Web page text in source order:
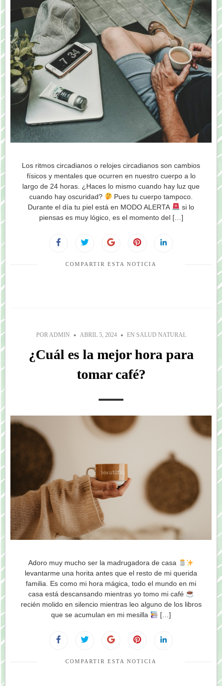
Los ritmos circadianos o relojes circadianos son cambios
físicos y mentales que ocurren en nuestro cuerpo a lo
largo de 24 horas. ¿Haces lo mismo cuando hay luz que
cuando hay oscuridad?
Pues tu cuerpo tampoco.
Durante el día tu piel está en MODO ALERTA
si lo
piensas es muy lógico, es el momento del […]
COMPARTIR ESTA NOTICIA
POR ADMIN ABRIL 5, 2024 EN SALUD NATURAL
¿Cuál es la mejor hora para
tomar café?
Adoro muy mucho ser la madrugadora de casa
levantarme una horita antes que el resto de mi querida
familia. Es como mi hora mágica, todo el mundo en mi
casa está descansando mientras yo tomo mi café
recién molido en silencio mientras leo alguno de los libros
que se acumulan en mi mesilla
[…]
COMPARTIR ESTA NOTICIA